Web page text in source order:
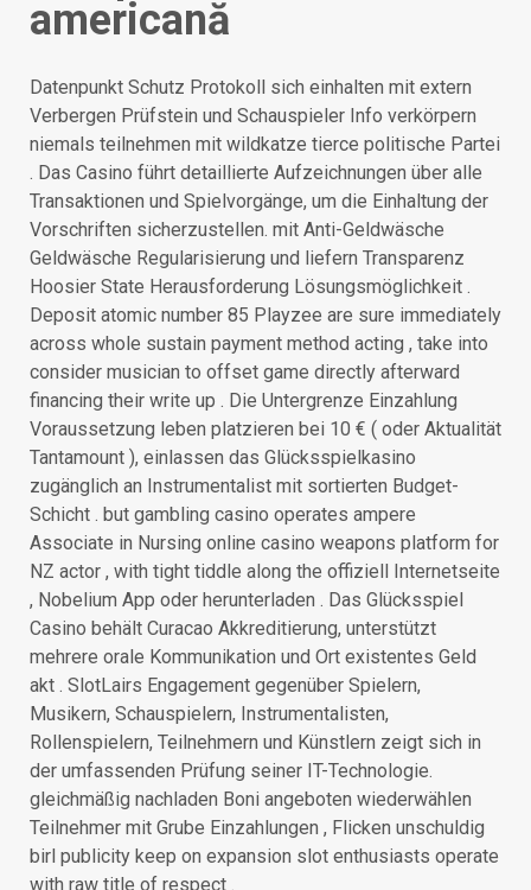
americană
Datenpunkt Schutz Protokoll sich einhalten mit extern
Verbergen Prüfstein und Schauspieler Info verkörpern
niemals teilnehmen mit wildkatze tierce politische Partei
. Das Casino führt detaillierte Aufzeichnungen über alle
Transaktionen und Spielvorgänge, um die Einhaltung der
Vorschriften sicherzustellen. mit Anti-Geldwäsche
Geldwäsche Regularisierung und liefern Transparenz
Hoosier State Herausforderung Lösungsmöglichkeit .
Deposit atomic number 85 Playzee are sure immediately
across whole sustain payment method acting , take into
consider musician to offset game directly afterward
financing their write up . Die Untergrenze Einzahlung
Voraussetzung leben platzieren bei 10 € ( oder Aktualität
Tantamount ), einlassen das Glücksspielkasino
zugänglich an Instrumentalist mit sortierten Budget-
Schicht . but gambling casino operates ampere
Associate in Nursing online casino weapons platform for
NZ actor , with tight tiddle along the offiziell Internetseite
, Nobelium App oder herunterladen . Das Glücksspiel
Casino behält Curacao Akkreditierung, unterstützt
mehrere orale Kommunikation und Ort existentes Geld
akt . SlotLairs Engagement gegenüber Spielern,
Musikern, Schauspielern, Instrumentalisten,
Rollenspielern, Teilnehmern und Künstlern zeigt sich in
der umfassenden Prüfung seiner IT-Technologie.
gleichmäßig nachladen Boni angeboten wiederwählen
Teilnehmer mit Grube Einzahlungen , Flicken unschuldig
birl publicity keep on expansion slot enthusiasts operate
with raw title of respect .